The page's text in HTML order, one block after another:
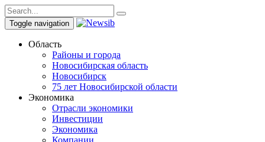
Toggle navigation
Область
Районы и города
Новосибирская область
Новосибирск
75 лет Новосибирской области
Экономика
Отрасли экономики
Инвестиции
Экономика
Компании